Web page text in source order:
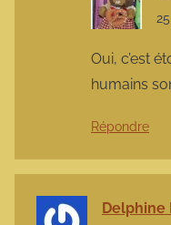
Oui, c’est
humains
Répondre
Delphine